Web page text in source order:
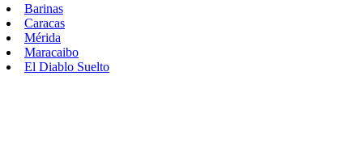
Barinas
Caracas
Mérida
Maracaibo
El Diablo Suelto